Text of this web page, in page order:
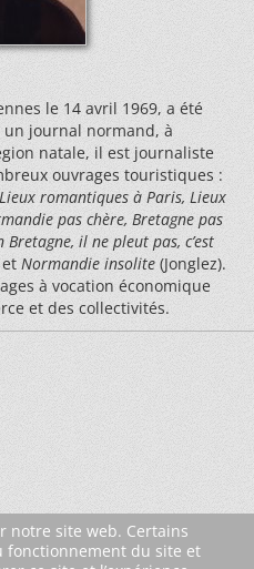
le 14 avril 1969, a été
un journal normand, à
natale, il est journaliste
ouvrages touristiques :
romantiques à Paris, Lieux
pas chère, Bretagne pas
Bretagne, il ne pleut pas, c’est
Normandie insolite (Jonglez).
à vocation économique
et des collectivités.
notre site web. Certains
fonctionnement du site et